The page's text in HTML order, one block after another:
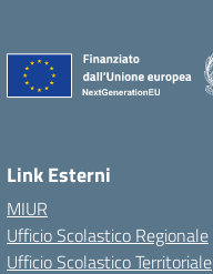
Link Esterni
MIUR
Ufficio Scolastico Regionale
Ufficio Scolastico Territoriale